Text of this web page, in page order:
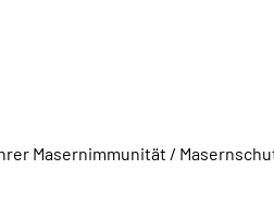
Masernimmunität /